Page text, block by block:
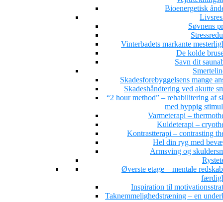
Bioenergetisk
Søvnens
Vinterbadets markante
De kolde
Savn dit
Skadesforebyggelsens mange
Skadeshåndtering ved akutte
“2 hour method” – rehabilitering af
med hyppig
Varmeterapi –
Kuldeterapi –
Kontrastterapi – contrasting
Hel din ryg med
Armsving og
Øverste etage – mentale
Inspiration til
Taknemmelighedstræning – en